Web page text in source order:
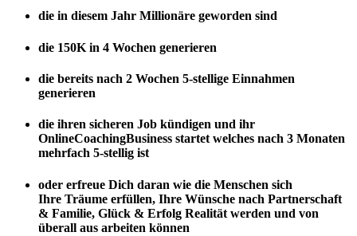
die in diesem Jahr Millionäre geworden sind
die 150K in 4 Wochen generieren
die bereits nach 2 Wochen 5-stellige Einnahmen
generieren
die ihren sicheren Job kündigen und ihr
OnlineCoachingBusiness startet welches nach 3 Monaten
mehrfach 5-stellig ist
oder erfreue Dich daran wie die Menschen sich
Ihre Träume erfüllen, Ihre Wünsche nach Partnerschaft
& Familie, Glück & Erfolg Realität werden und von
überall aus arbeiten können